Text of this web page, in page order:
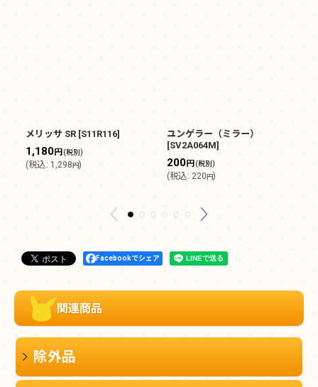
メリッサ SR [S11R116]
1,180円 (税別)
(税込: 1,298円)
ユンゲラー（ミラー）
[SV2A064M]
200円 (税別)
(税込: 220円)
Facebookでシェア
関連商品
除外品